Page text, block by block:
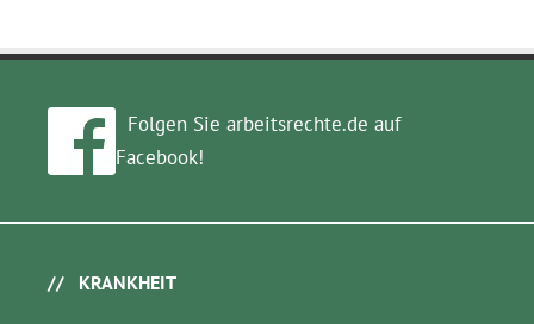
Folgen Sie arbeitsrechte.de auf
Facebook!
KRANKHEIT